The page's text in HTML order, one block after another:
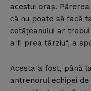
acestui oraş.
că nu poate să facă
cetăţeanului ar
a fi prea târziu“, a
Acesta a fost, până
antrenorul echipei